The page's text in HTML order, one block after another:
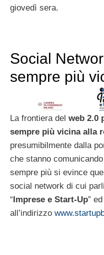
giovedì sera.
Social
sempre più
La frontiera del web 2.0
sempre più vicina alla
presumibilmente dalla
che stanno
sempre più si evince
social network di cui
“ Imprese e Start-Up”
all’indirizzo